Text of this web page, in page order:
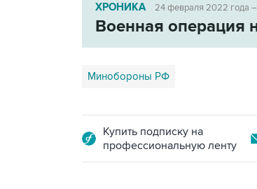
ХРОНИКА 24 февраля 2022 года
Военная операция
Минобороны РФ
Купить подписку на
профессиональную ленту